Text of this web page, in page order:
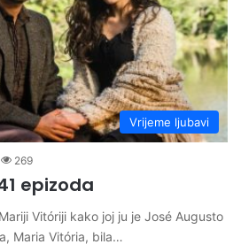
Vrijeme ljubavi
269
epizoda
Vitóriji kako joj ju je José Augusto
Maria Vitória, bila…